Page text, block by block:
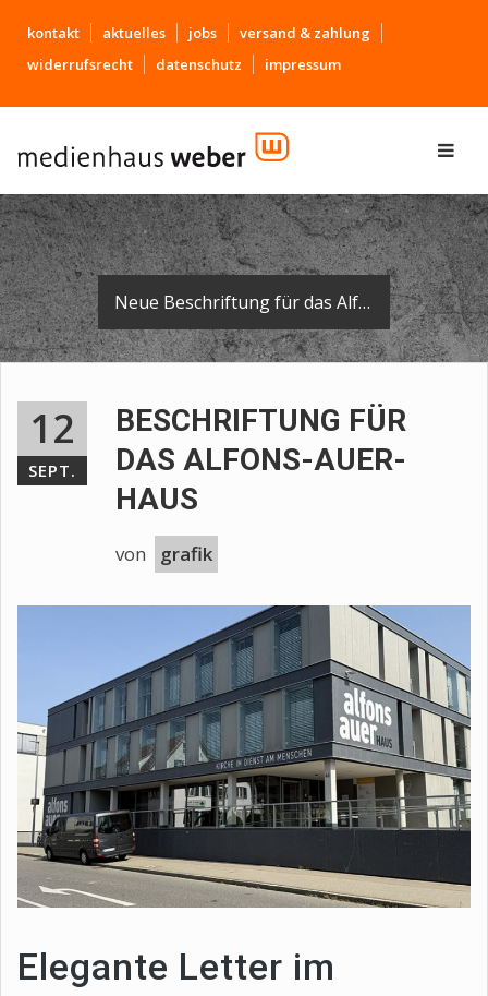
kontakt aktuelles jobs
versand & zahlung
widerrufsrecht
datenschutz impressum
Neue Beschriftung für das Alfons-Auer-Haus in Biberach.
12
SEPT.
BESCHRIFTUNG FÜR
DAS ALFONS-AUER-
HAUS
von grafik
Elegante Letter im